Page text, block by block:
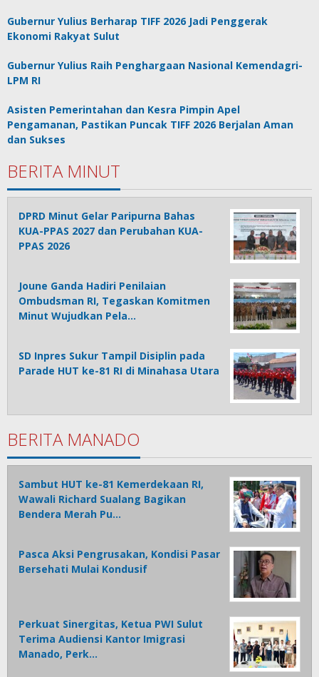
Gubernur Yulius Berharap TIFF 2026 Jadi Penggerak
Ekonomi Rakyat Sulut
Gubernur Yulius Raih Penghargaan Nasional Kemendagri-
LPM RI
Asisten Pemerintahan dan Kesra Pimpin Apel
Pengamanan, Pastikan Puncak TIFF 2026 Berjalan Aman
dan Sukses
BERITA MINUT
DPRD Minut Gelar Paripurna Bahas
KUA-PPAS 2027 dan Perubahan KUA-
PPAS 2026
Joune Ganda Hadiri Penilaian
Ombudsman RI, Tegaskan Komitmen
Minut Wujudkan Pela…
SD Inpres Sukur Tampil Disiplin pada
Parade HUT ke-81 RI di Minahasa Utara
BERITA MANADO
Sambut HUT ke-81 Kemerdekaan RI,
Wawali Richard Sualang Bagikan
Bendera Merah Pu…
Pasca Aksi Pengrusakan, Kondisi Pasar
Bersehati Mulai Kondusif
Perkuat Sinergitas, Ketua PWI Sulut
Terima Audiensi Kantor Imigrasi
Manado, Perk…